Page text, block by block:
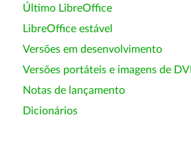
Último LibreOffice
LibreOffice estável
Versões em desenvolvimento
Versões portáteis e imagens de
Notas de lançamento
Dicionários